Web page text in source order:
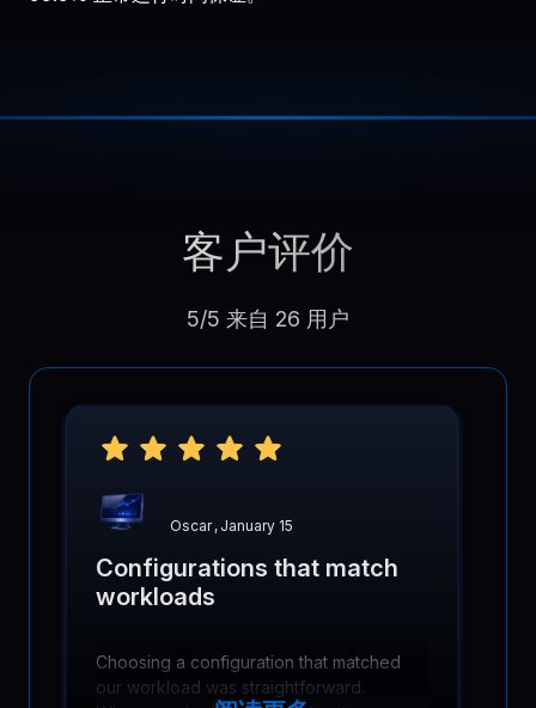
客户评价
5/5 来自 26 用户
Oscar , January 15
Configurations that match
workloads
Choosing a configuration that matched
our workload was straightforward.